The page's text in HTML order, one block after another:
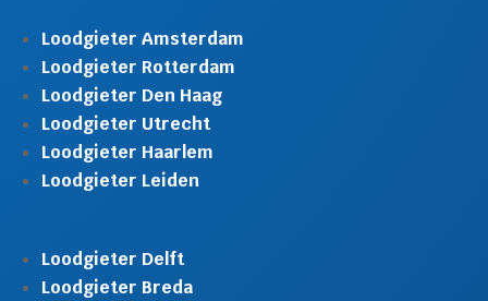
Loodgieter Amsterdam
Loodgieter Rotterdam
Loodgieter Den Haag
Loodgieter Utrecht
Loodgieter Haarlem
Loodgieter Leiden
Loodgieter Delft
Loodgieter Breda